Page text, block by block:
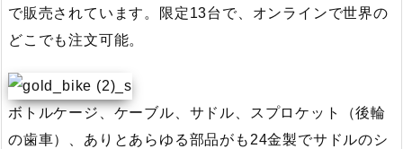
で販売されています。限定13台で、オンラインで世界の
どこでも注文可能。
ボトルケージ、ケーブル、サドル、スプロケット（後輪
の歯車）、ありとあらゆる部品がも24金製でサドルのシ